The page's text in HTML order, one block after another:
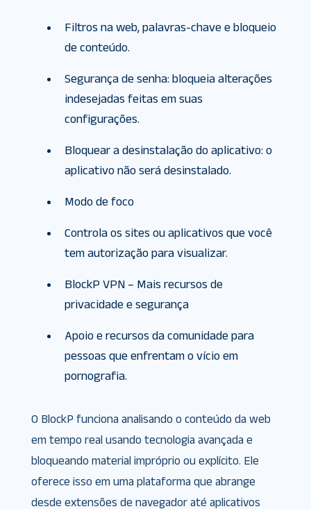
Filtros na web, palavras-chave e bloqueio
de conteúdo.
Segurança de senha: bloqueia alterações
indesejadas feitas em suas
configurações.
Bloquear a desinstalação do aplicativo: o
aplicativo não será desinstalado.
Modo de foco
Controla os sites ou aplicativos que você
tem autorização para visualizar.
BlockP VPN – Mais recursos de
privacidade e segurança
Apoio e recursos da comunidade para
pessoas que enfrentam o vício em
pornografia.
O BlockP funciona analisando o conteúdo da web
em tempo real usando tecnologia avançada e
bloqueando material impróprio ou explícito. Ele
oferece isso em uma plataforma que abrange
desde extensões de navegador até aplicativos